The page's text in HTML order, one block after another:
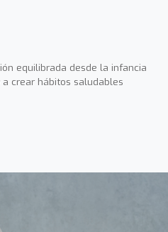
equilibrada desde la infancia
crear hábitos saludables